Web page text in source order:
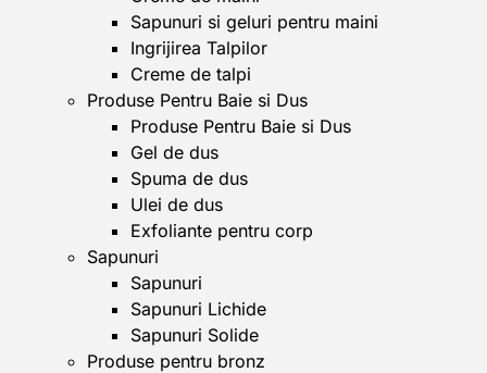
Sapunuri si geluri pentru maini
Ingrijirea Talpilor
Creme de talpi
Produse Pentru Baie si Dus
Produse Pentru Baie si Dus
Gel de dus
Spuma de dus
Ulei de dus
Exfoliante pentru corp
Sapunuri
Sapunuri
Sapunuri Lichide
Sapunuri Solide
Produse pentru bronz